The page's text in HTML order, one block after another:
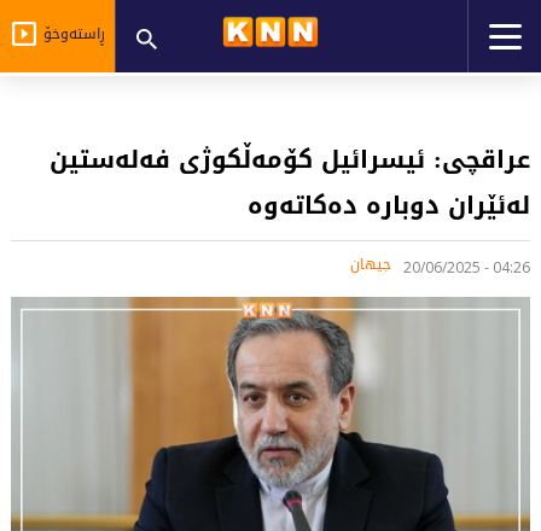
ڕاستەوخۆ
عراقچی: ئیسرائیل كۆمەڵكوژی فەلەستین
لەئێران دوبارە دەكاتەوە
04:26 - 20/06/2025 جیهان